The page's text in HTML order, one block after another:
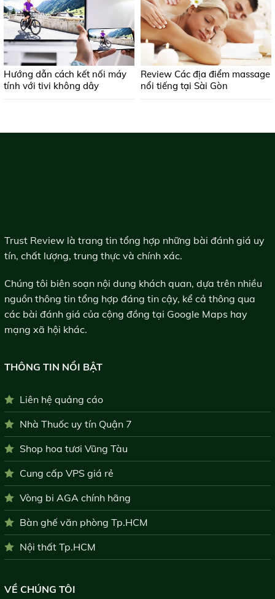
Hướng dẫn cách kết nối máy
tính với tivi không dây
Review Các địa điểm massage
nổi tiếng tại Sài Gòn
Trust Review là trang tin tổng hợp những bài đánh giá uy
tín, chất lượng, trung thực và chính xác.
Chúng tôi biên soạn nội dung khách quan, dựa trên nhiều
nguồn thông tin tổng hợp đáng tin cậy, kể cả thông qua
các bài đánh giá của cộng đồng tại Google Maps hay
mạng xã hội khác.
THÔNG TIN NỔI BẬT
Liên hệ quảng cáo
Nhà Thuốc uy tín Quận 7
Shop hoa tươi Vũng Tàu
Cung cấp VPS giá rẻ
Vòng bi AGA chính hãng
Bàn ghế văn phòng Tp.HCM
Nội thất Tp.HCM
VỀ CHÚNG TÔI